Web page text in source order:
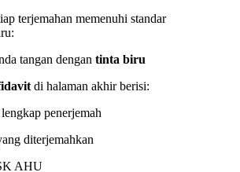
terjemahan memenuhi standar
tangan dengan tinta biru
di halaman akhir berisi:
penerjemah
diterjemahkan
AHU